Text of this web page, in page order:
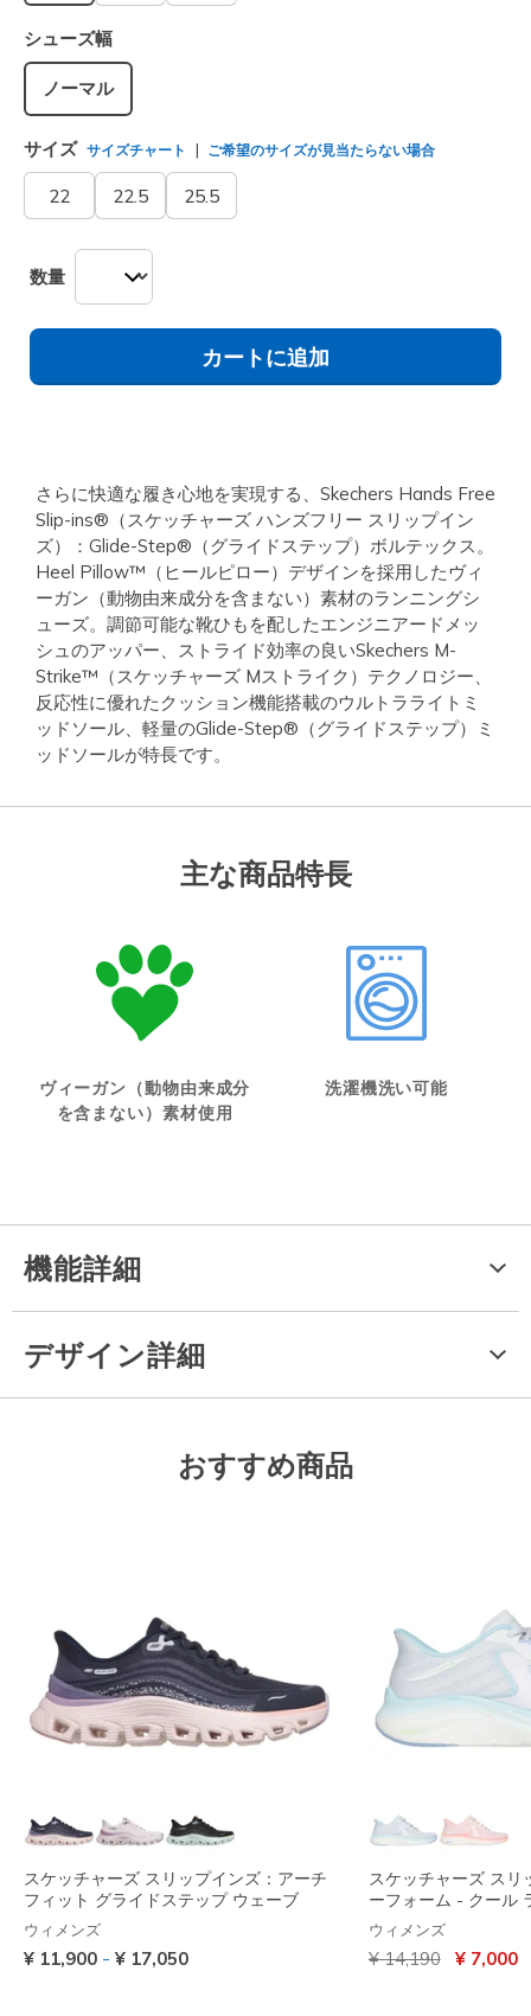
選択されました
シューズ幅
ノーマル
サイズ サイズチャート ご希望のサイズが見当たらない場合
22 22.5 25.5
数量
カートに追加
さらに快適な履き心地を実現する、Skechers Hands Free
Slip-ins®（スケッチャーズ ハンズフリー スリップイン
ズ）：Glide-Step®（グライドステップ）ボルテックス。
Heel Pillow™（ヒールピロー）デザインを採用したヴィ
ーガン（動物由来成分を含まない）素材のランニングシ
ューズ。調節可能な靴ひもを配したエンジニアードメッ
シュのアッパー、ストライド効率の良いSkechers M-
Strike™（スケッチャーズ Mストライク）テクノロジー、
反応性に優れたクッション機能搭載のウルトラライトミ
ッドソール、軽量のGlide-Step®（グライドステップ）ミ
ッドソールが特長です。
主な商品特長
ヴィーガン（動物由来成分
を含まない）素材使用
洗濯機洗い可能
機能詳細
デザイン詳細
おすすめ商品
スケッチャーズ スリップインズ：アーチ
フィット グライドステップ ウェーブ
ウィメンズ
¥ 11,900 - ¥ 17,050
スケッチャーズ スリ
ーフォーム - クール
ウィメンズ
からの値引き
¥ 14,190から
¥ 7,000